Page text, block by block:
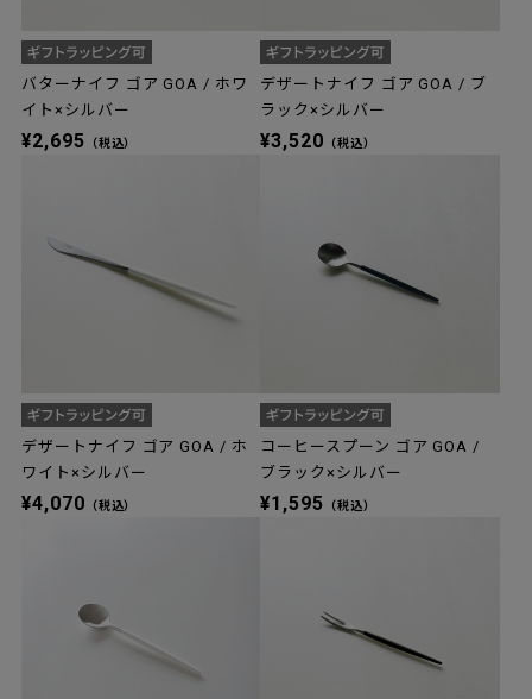
バターナイフ ゴア GOA / ホワ
イト×シルバー
¥2,695 （税込）
デザートナイフ ゴア GOA / ブ
ラック×シルバー
¥3,520 （税込）
デザートナイフ ゴア GOA / ホ
ワイト×シルバー
¥4,070 （税込）
コーヒースプーン ゴア GOA /
ブラック×シルバー
¥1,595 （税込）